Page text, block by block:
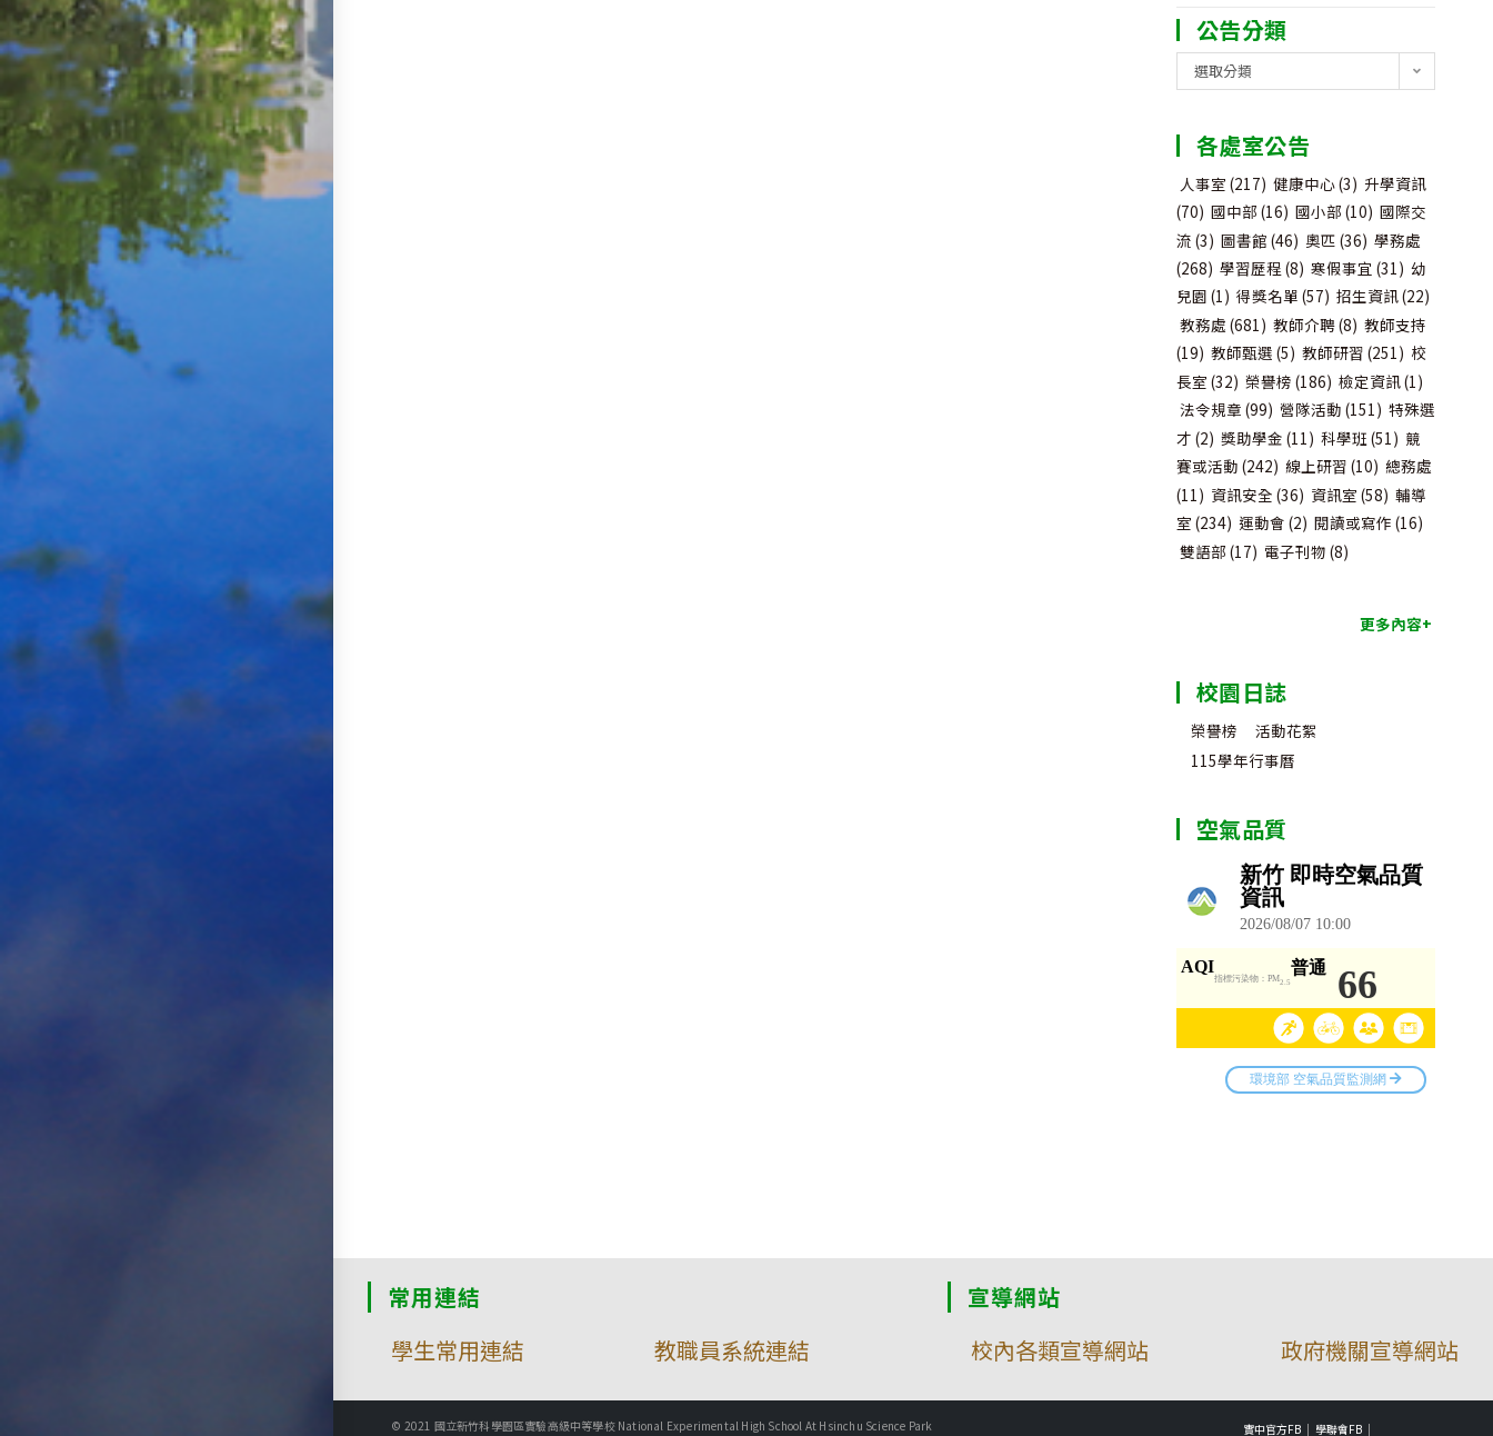
公告分類
告
類
選取分類
各處室公告
人事室 (217) 健康中心(3) 升學資訊
(70) 國中部 (16) 國小部 (10) 國際交
流 (3) 圖書館 (46) 奧匹 (36) 學務處
(268) 學習歷程 (8) 寒假事宜 (31) 幼
兒園 (1) 得獎名單 (57) 招生資訊(22)
教務處 (681) 教師介聘(8) 教師支持
(19) 教師甄選 (5) 教師研習 (251) 校
長室 (32) 榮譽榜 (186) 檢定資訊(1)
法令規章 (99) 營隊活動 (151) 特殊選
才 (2) 獎助學金 (11) 科學班 (51) 競
賽或活動 (242) 線上研習 (10) 總務處
(11) 資訊安全 (36) 資訊室 (58) 輔導
室 (234) 運動會 (2) 閱讀或寫作 (16)
雙語部 (17) 電子刊物 (8)
更多內容+
校園日誌
榮譽榜
活動花絮
115學年行事曆
空氣品質
常用連結
學生常用連結
教職員系統連結
宣導網站
校內各類宣導網站
政府機關宣導網站
實中官方FB 學聯會FB
© 2021 國立新竹科學園區實驗高級中等學校 National Experimental High School At Hsinchu Science Park